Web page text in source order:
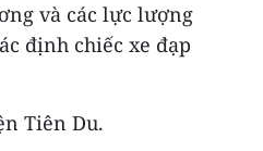
và các lực lượng
định chiếc xe đạp
Tiên Du.